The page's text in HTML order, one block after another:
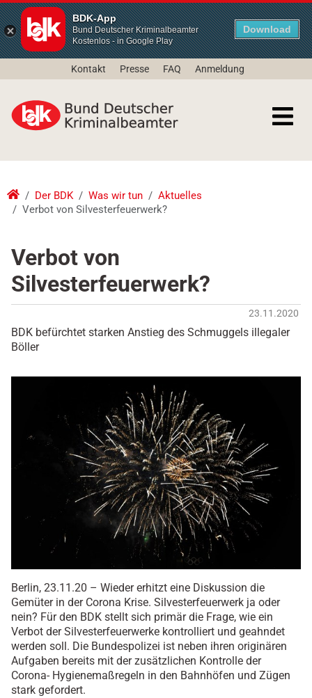
BDK-App
Bund Deutscher Kriminalbeamter
Kostenlos - in Google Play
Download
Kontakt Presse FAQ Anmeldung
Der BDK Was wir tun
Aktuelles
Verbot von Silvesterfeuerwerk?
Verbot von
Silvesterfeuerwerk?
23.11.2020
BDK befürchtet starken Anstieg des Schmuggels illegaler
Böller
Berlin, 23.11.20 – Wieder erhitzt eine Diskussion die
Gemüter in der Corona Krise. Silvesterfeuerwerk ja oder
nein? Für den BDK stellt sich primär die Frage, wie ein
Verbot der Silvesterfeuerwerke kontrolliert und geahndet
werden soll. Die Bundespolizei ist neben ihren originären
Aufgaben bereits mit der zusätzlichen Kontrolle der
Corona- Hygienemaßregeln in den Bahnhöfen und Zügen
stark gefordert.